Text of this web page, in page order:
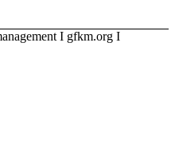
I gfkm.org I